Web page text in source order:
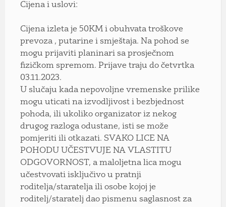
Cijena i uslovi:
Cijena izleta je 50KM i obuhvata troškove
prevoza , putarine i smještaja. Na pohod se
mogu prijaviti planinari sa prosječnom
fizičkom spremom. Prijave traju do četvrtka
03.11.2023.
U slučaju kada nepovoljne vremenske prilike
mogu uticati na izvodljivost i bezbjednost
pohoda, ili ukoliko organizator iz nekog
drugog razloga odustane, isti se može
pomjeriti ili otkazati. SVAKO LICE NA
POHODU UČESTVUJE NA VLASTITU
ODGOVORNOST, a maloljetna lica mogu
učestvovati isključivo u pratnji
roditelja/staratelja ili osobe kojoj je
roditelj/staratelj dao pismenu saglasnost za